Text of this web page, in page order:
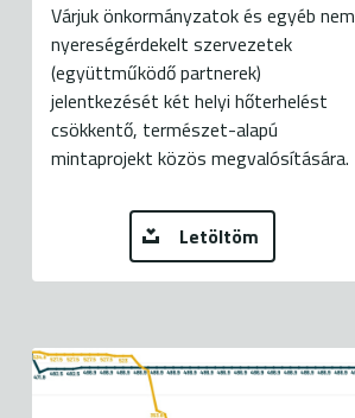
Várjuk önkormányzatok és egyéb nem
nyereségérdekelt szervezetek
(együttműködő partnerek)
jelentkezését két helyi hőterhelést
csökkentő, természet-alapú
mintaprojekt közös megvalósítására.
Letöltöm